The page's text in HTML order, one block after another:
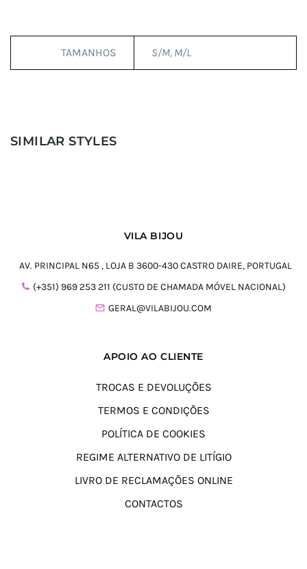
TAMANHOS S/M, M/L
SIMILAR STYLES
VILA BIJOU
AV. PRINCIPAL N65 , LOJA B 3600-430 CASTRO DAIRE, PORTUGAL
(+351) 969 253 211 (CUSTO DE CHAMADA MÓVEL NACIONAL)
GERAL@VILABIJOU.COM
APOIO AO CLIENTE
TROCAS E DEVOLUÇÕES
TERMOS E CONDIÇÕES
POLÍTICA DE COOKIES
REGIME ALTERNATIVO DE LITÍGIO
LIVRO DE RECLAMAÇÕES ONLINE
CONTACTOS